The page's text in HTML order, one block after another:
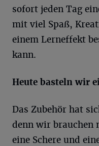
sofort jeden Tag
mit viel Spaß,
einem Lerneffekt
kann.
Heute basteln wir
Das Zubehör hat
denn wir brauchen
eine Schere und